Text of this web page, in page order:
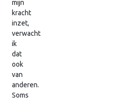
mijn
kracht
inzet,
verwacht
ik
dat
ook
van
anderen.
Soms